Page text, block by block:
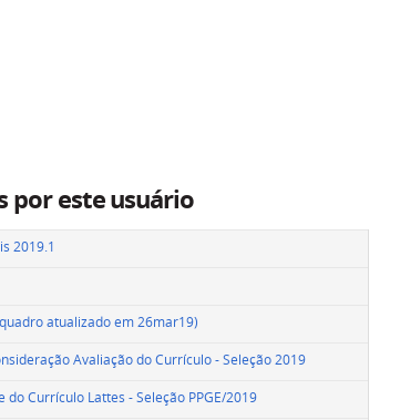
por este usuário
2019.1
atualizado em 26mar19)
Avaliação do Currículo - Seleção 2019
Currículo Lattes - Seleção PPGE/2019